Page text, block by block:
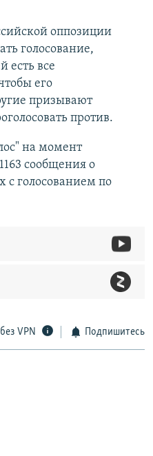
оппозиции
голосование,
есть все
его
призывают
против.
на момент
сообщения о
с голосованием по
VPN Подпишитесь